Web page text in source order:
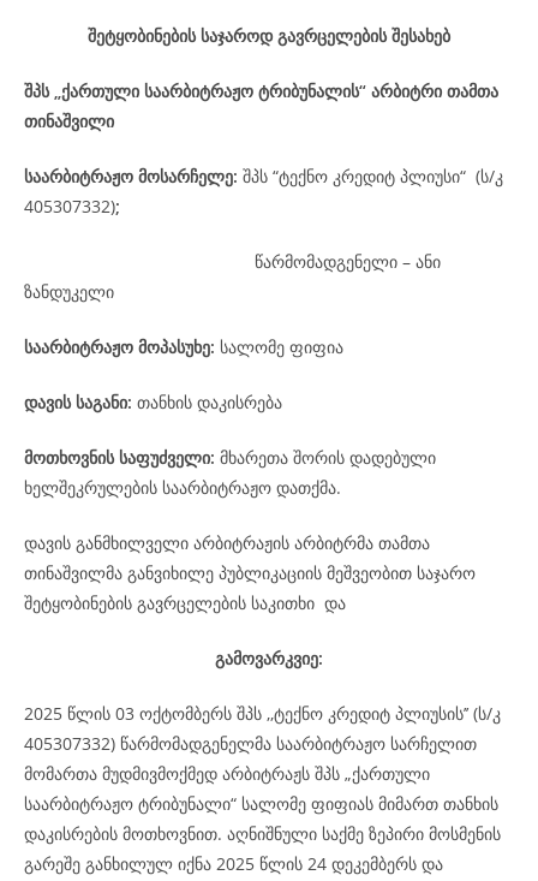
შეტყობინების საჯაროდ გავრცელების შესახებ
შპს „ქართული საარბიტრაჟო ტრიბუნალის“ არბიტრი თამთა
თინაშვილი
საარბიტრაჟო მოსარჩელე: შპს “ტექნო კრედიტ პლიუსი“ (ს/კ
405307332);
წარმომადგენელი – ანი
ზანდუკელი
საარბიტრაჟო მოპასუხე: სალომე ფიფია
დავის საგანი: თანხის დაკისრება
მოთხოვნის საფუძველი: მხარეთა შორის დადებული
ხელშეკრულების საარბიტრაჟო დათქმა.
დავის განმხილველი არბიტრაჟის არბიტრმა თამთა
თინაშვილმა განვიხილე პუბლიკაციის მეშვეობით საჯარო
შეტყობინების გავრცელების საკითხი და
გამოვარკვიე:
2025 წლის 03 ოქტომბერს შპს ,,ტექნო კრედიტ პლიუსის’’ (ს/კ
405307332) წარმომადგენელმა საარბიტრაჟო სარჩელით
მომართა მუდმივმოქმედ არბიტრაჟს შპს „ქართული
საარბიტრაჟო ტრიბუნალი“ სალომე ფიფიას მიმართ თანხის
დაკისრების მოთხოვნით. აღნიშნული საქმე ზეპირი მოსმენის
გარეშე განხილულ იქნა 2025 წლის 24 დეკემბერს და